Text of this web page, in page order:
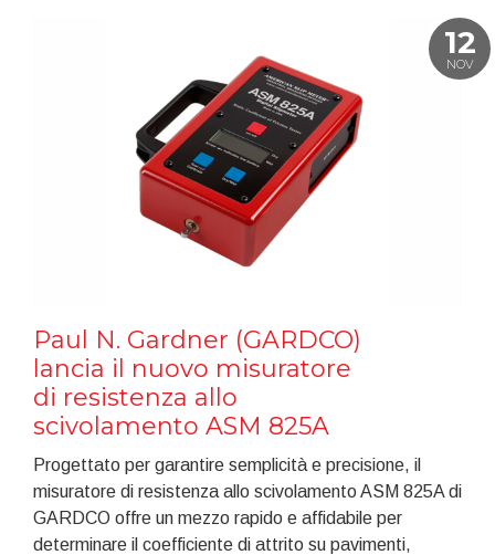
12
NOV
Paul N. Gardner (GARDCO)
lancia il nuovo misuratore
di resistenza allo
scivolamento ASM 825A
Progettato per garantire semplicità e precisione, il
misuratore di resistenza allo scivolamento ASM 825A di
GARDCO offre un mezzo rapido e affidabile per
determinare il coefficiente di attrito su pavimenti,